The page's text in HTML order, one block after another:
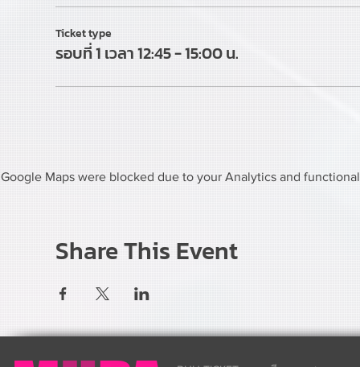
Ticket type
รอบที่ 1 เวลา 12:45 - 15:00 น.
Google Maps were blocked due to your Analytics and
Share This Event